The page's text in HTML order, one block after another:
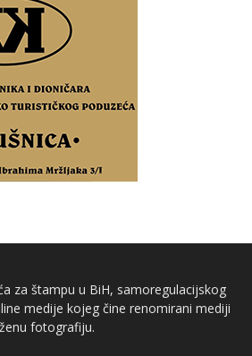
za štampu u BiH, samoregulacijskog
medije kojeg čine renomirani mediji
fotografiju.